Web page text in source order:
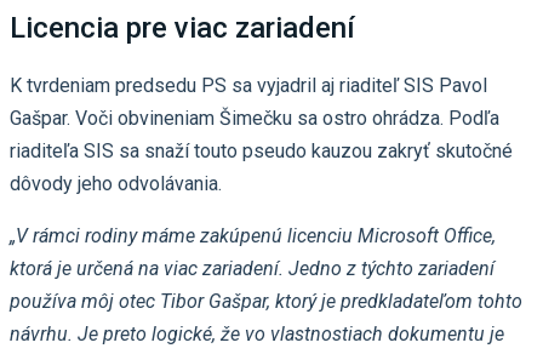
Licencia pre viac zariadení
K tvrdeniam predsedu PS sa vyjadril aj riaditeľ SIS Pavol
Gašpar. Voči obvineniam Šimečku sa ostro ohrádza. Podľa
riaditeľa SIS sa snaží touto pseudo kauzou zakryť skutočné
dôvody jeho odvolávania.
„V rámci rodiny máme zakúpenú licenciu Microsoft Office,
ktorá je určená na viac zariadení. Jedno z týchto zariadení
používa môj otec Tibor Gašpar, ktorý je predkladateľom tohto
návrhu. Je preto logické, že vo vlastnostiach dokumentu je